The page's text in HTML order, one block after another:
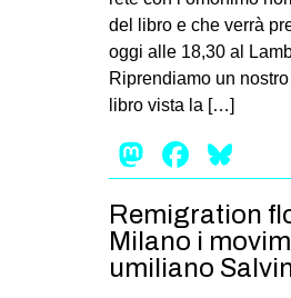
del libro e che verrà
oggi alle 18,30 al
Riprendiamo un nostro
libro vista la […]
Mastodon
Remigration
Milano i
umiliano